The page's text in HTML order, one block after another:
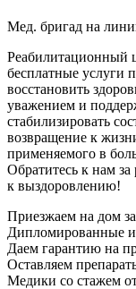
Мед. бригад на
Реабилитационный
бесплатные услуги
восстановить
уважением и
стабилизировать
возвращение к
применяемого в
Обратитесь к нам
к выздоровлению!
Приезжаем на дом
Дипломированные
Даем гарантию на
Оставляем
Медики со стажем